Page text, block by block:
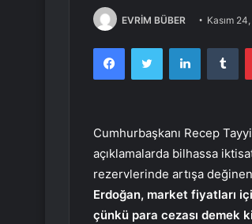
EVRİM BÜBER Kasım
FacebookTwitter LinkedIn
Cumhurbaşkanı Recep
açıklamalarda bilhassa
rezervlerinde artışa
Erdoğan, market fiyatları
çünkü para cezası demek